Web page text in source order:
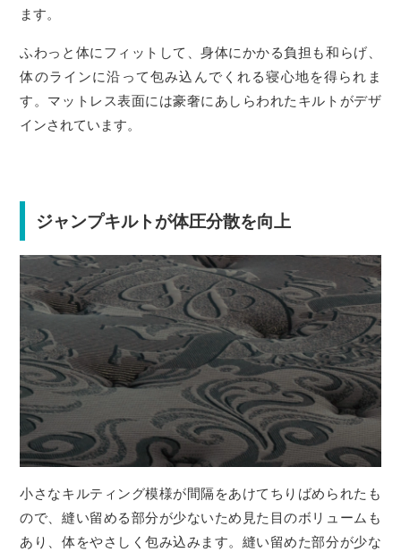
ます。
ふわっと体にフィットして、身体にかかる負担も和らげ、
体のラインに沿って包み込んでくれる寝心地を得られま
す。マットレス表面には豪奢にあしらわれたキルトがデザ
インされています。
ジャンプキルトが体圧分散を向上
小さなキルティング模様が間隔をあけてちりばめられたも
ので、縫い留める部分が少ないため見た目のボリュームも
あり、体をやさしく包み込みます。縫い留めた部分が少な